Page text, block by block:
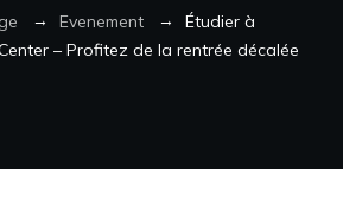
→ Evenement → Étudier à
– Profitez de la rentrée décalée